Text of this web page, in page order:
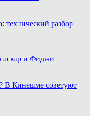
технический разбор
и Фиджи
В Кинешме советуют